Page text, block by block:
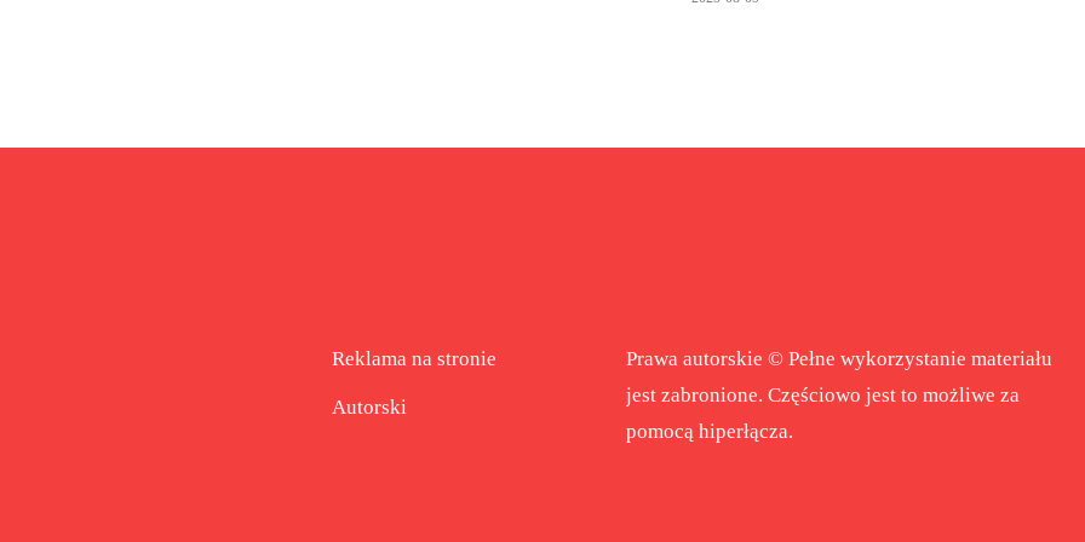
Reklama na stronie
Autorski
Prawa autorskie © Pełne wykorzystanie materiału
jest zabronione. Częściowo jest to możliwe za
pomocą hiperłącza.